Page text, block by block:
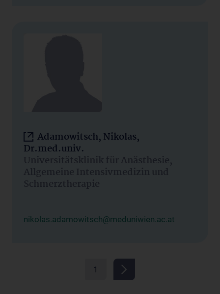
Adamowitsch, Nikolas,
Dr.med.univ.
Universitätsklinik für Anästhesie,
Allgemeine Intensivmedizin und
Schmerztherapie
nikolas.adamowitsch@meduniwien.ac.at
1